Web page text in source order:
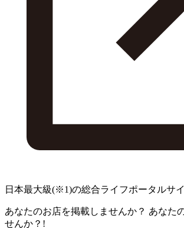
日本最大級(※1)の総合ライフポータルサ
あなたのお店を掲載しませんか？ あなた
せんか？!